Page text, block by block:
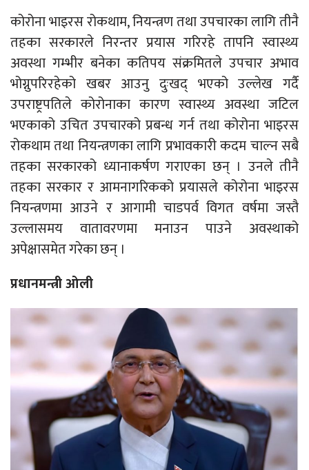
कोरोना भाइरस रोकथाम, नियन्त्रण तथा उपचारका लागि तीनै
तहका सरकारले निरन्तर प्रयास गरिरहे तापनि स्वास्थ्य
अवस्था गम्भीर बनेका कतिपय संक्रमितले उपचार अभाव
भोग्नुपरिरहेको खबर आउनु दुःखद् भएको उल्लेख गर्दै
उपराष्ट्रपतिले कोरोनाका कारण स्वास्थ्य अवस्था जटिल
भएकाको उचित उपचारको प्रबन्ध गर्न तथा कोरोना भाइरस
रोकथाम तथा नियन्त्रणका लागि प्रभावकारी कदम चाल्न सबै
तहका सरकारको ध्यानाकर्षण गराएका छन् । उनले तीनै
तहका सरकार र आमनागरिकको प्रयासले कोरोना भाइरस
नियन्त्रणमा आउने र आगामी चाडपर्व विगत वर्षमा जस्तै
उल्लासमय वातावरणमा मनाउन पाउने अवस्थाको
अपेक्षासमेत गरेका छन् ।
प्रधानमन्त्री ओली